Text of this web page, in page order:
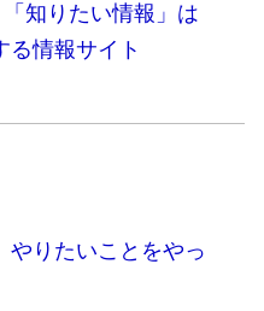
「知りたい情報」は
る情報サイト
やりたいことをやっ